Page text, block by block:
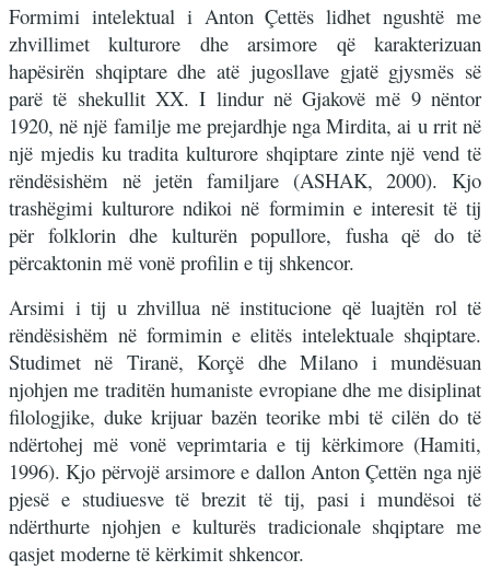
Formimi intelektual i Anton Çettës lidhet ngushtë me
zhvillimet kulturore dhe arsimore që karakterizuan
hapësirën shqiptare dhe atë jugosllave gjatë gjysmës së
parë të shekullit XX. I lindur në Gjakovë më 9 nëntor
1920, në një familje me prejardhje nga Mirdita, ai u rrit në
një mjedis ku tradita kulturore shqiptare zinte një vend të
rëndësishëm në jetën familjare (ASHAK, 2000). Kjo
trashëgimi kulturore ndikoi në formimin e interesit të tij
për folklorin dhe kulturën popullore, fusha që do të
përcaktonin më vonë profilin e tij shkencor.
Arsimi i tij u zhvillua në institucione që luajtën rol të
rëndësishëm në formimin e elitës intelektuale shqiptare.
Studimet në Tiranë, Korçë dhe Milano i mundësuan
njohjen me traditën humaniste evropiane dhe me disiplinat
filologjike, duke krijuar bazën teorike mbi të cilën do të
ndërtohej më vonë veprimtaria e tij kërkimore (Hamiti,
1996). Kjo përvojë arsimore e dallon Anton Çettën nga një
pjesë e studiuesve të brezit të tij, pasi i mundësoi të
ndërthurte njohjen e kulturës tradicionale shqiptare me
qasjet moderne të kërkimit shkencor.